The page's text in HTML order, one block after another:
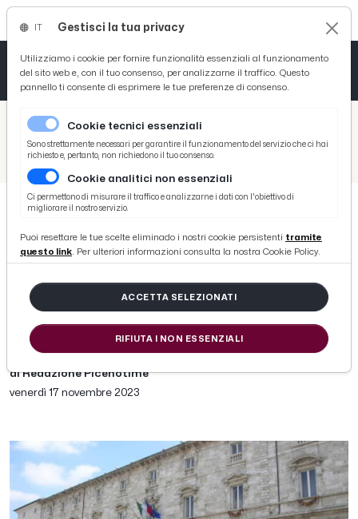
/ Picenotime
/ Comunicati Stampa
Comune di Ascoli Piceno intende candidare una Strategia Territoriale (ST), per avviso pubblico per sviluppo aree urbane
Comune di Ascoli Piceno intende
candidare una Strategia
Territoriale (ST), per avviso
pubblico per sviluppo aree urbane
di Redazione Picenotime
venerdì 17 novembre 2023
Gestisci la tua privacy
Utilizziamo i cookie per fornire funzionalità essenziali al funzionamento
del sito web e, con il tuo consenso, per analizzarne il traffico. Questo
pannello ti consente di esprimere le tue preferenze di consenso.
Cookie tecnici essenziali
Sono strettamente necessari per garantire il funzionamento del servizio che ci hai
richiesto e, pertanto, non richiedono il tuo consenso.
Cookie analitici non essenziali
Ci permettono di misurare il traffico e analizzarne i dati con l'obiettivo di
migliorare il nostro servizio.
Puoi resettare le tue scelte eliminado i nostri cookie persistenti tramite
questo link. Per ulteriori informazioni consulta la nostra Cookie Policy.
ACCETTA SELEZIONATI
RIFIUTA I NON ESSENZIALI
Tutto News
Tutto Sport
Basket
Ciclismo
Tutto Curiosità